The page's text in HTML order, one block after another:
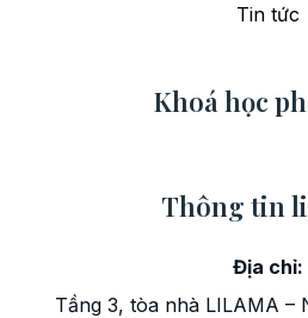
Tin tức
Khoá học
Thông tin
Địa chỉ:
Tầng 3, tòa nhà LILAMA –